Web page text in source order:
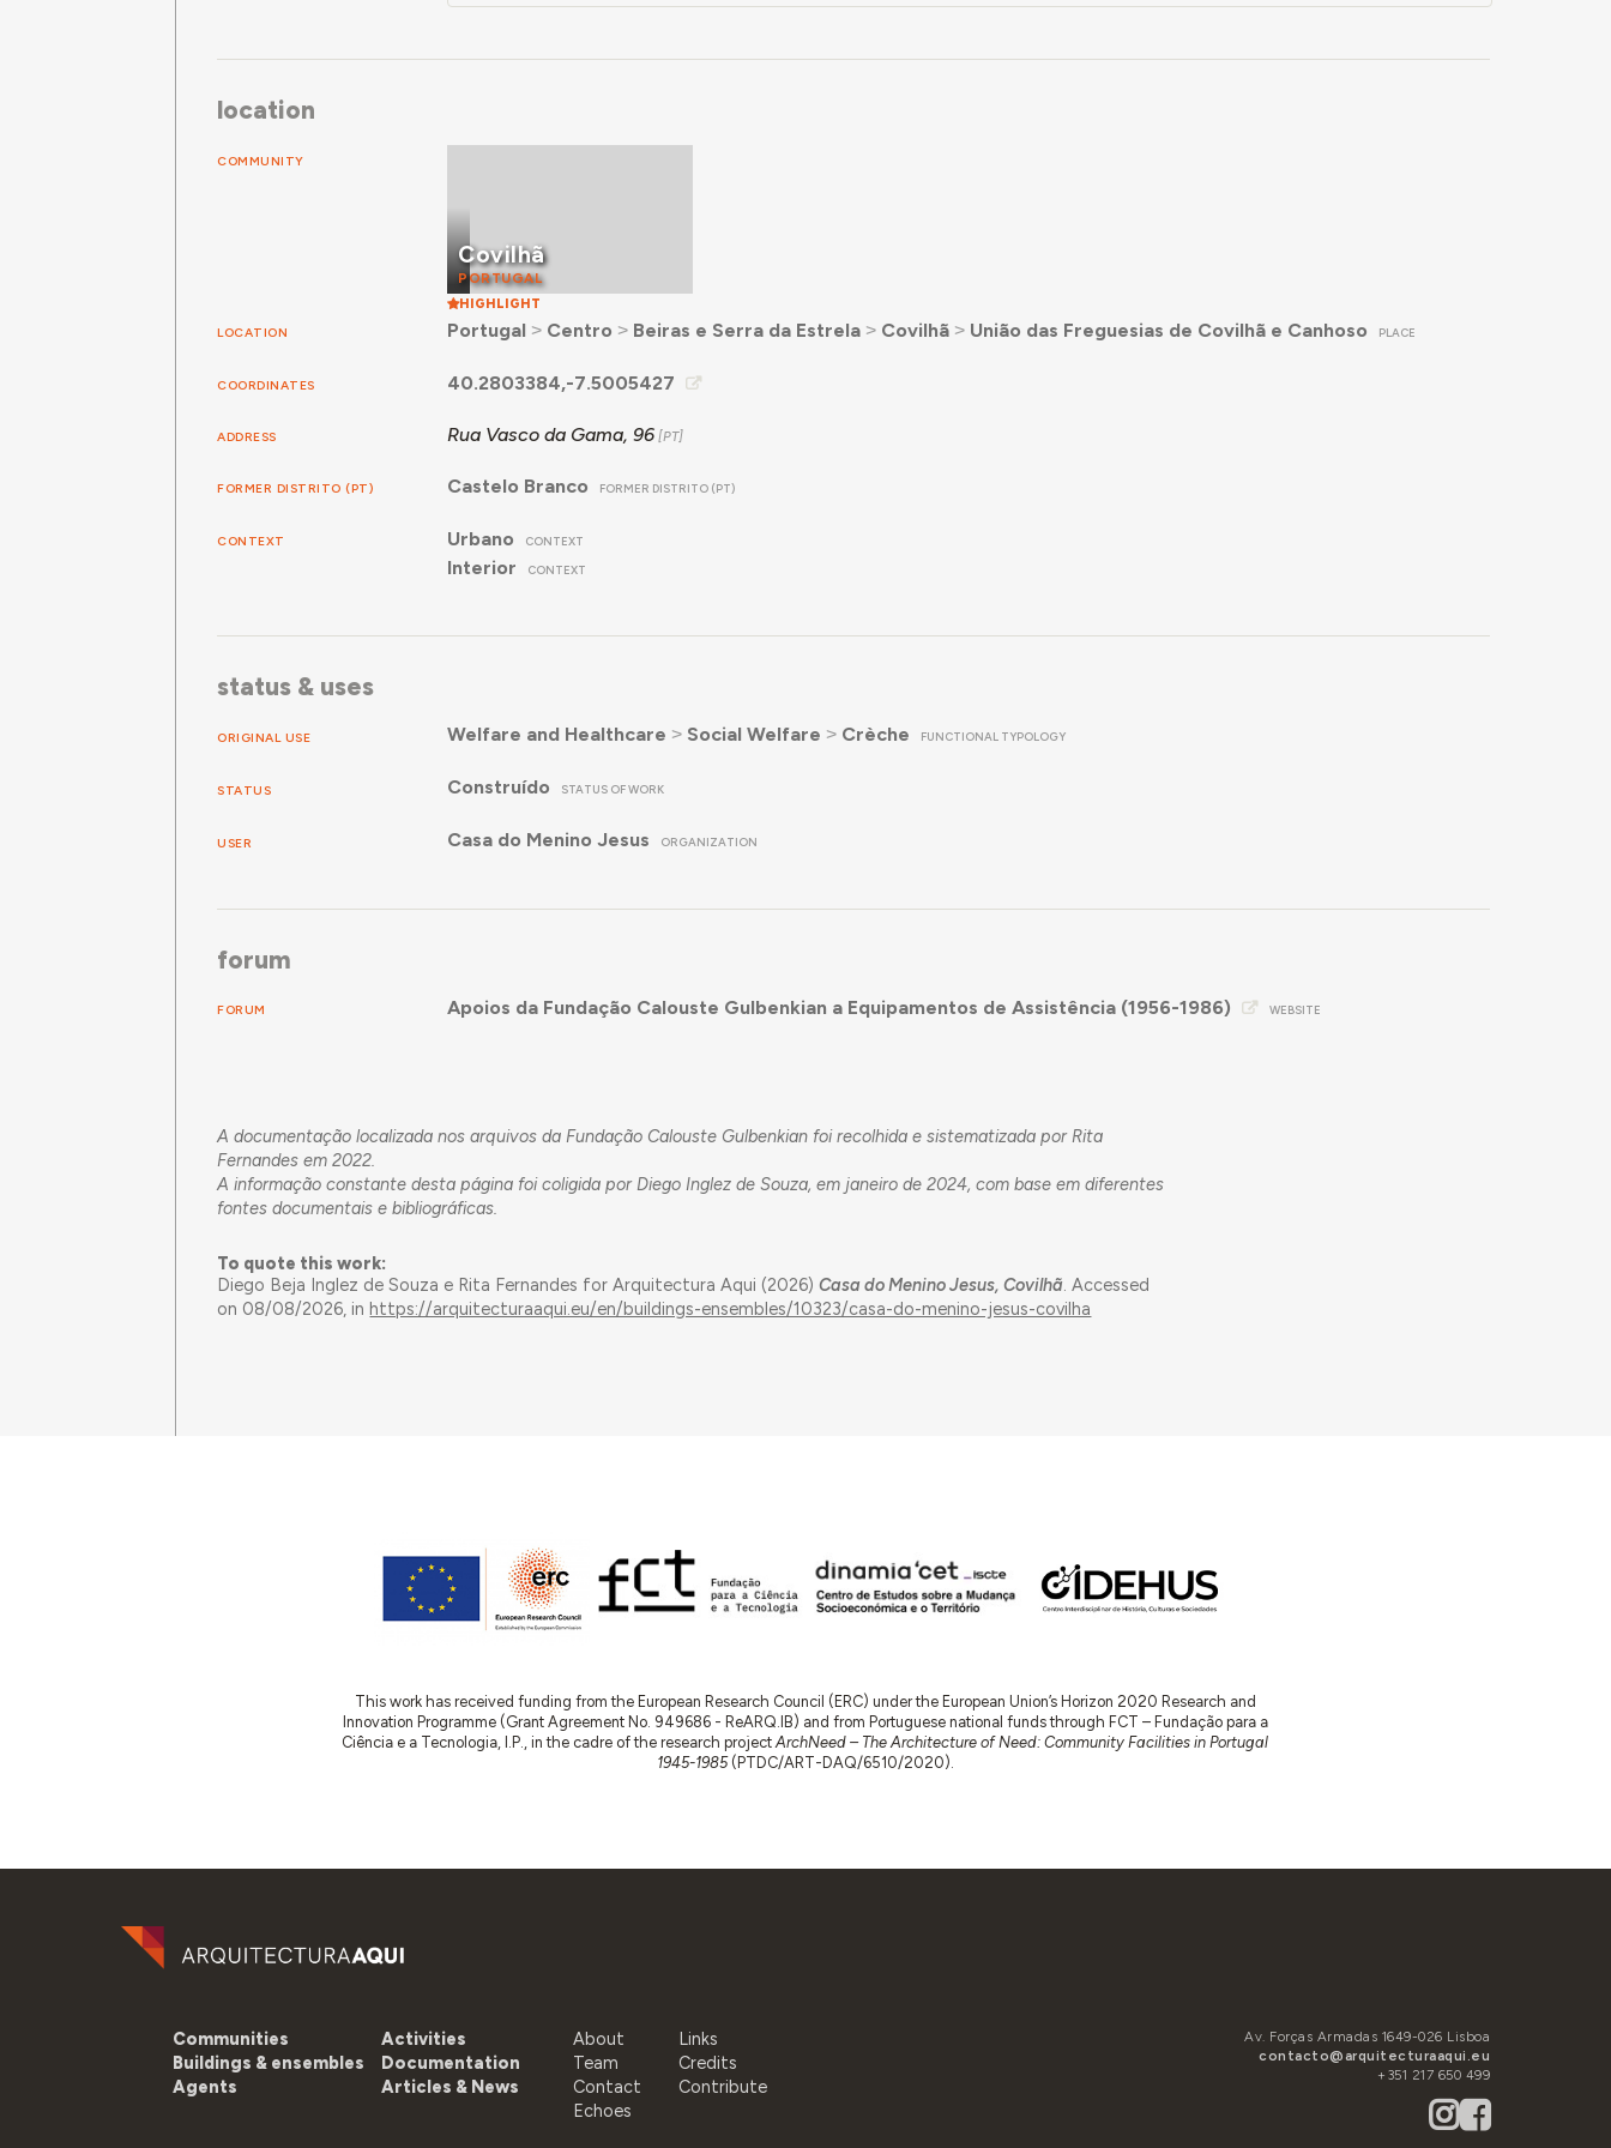
location
COMMUNITY
Covilhã
PORTUGAL
HIGHLIGHT
LOCATION Portugal ˃ Centro ˃ Beiras e Serra da Estrela˃ Covilhã˃ União das Freguesias de Covilhã e Canhoso PLACE
COORDINATES 40.2803384,-7.5005427
ADDRESS Rua Vasco da Gama, 96
FORMER DISTRITO (PT) Castelo Branco FORMER DISTRITO (PT)
CONTEXT Urbano CONTEXT
Interior CONTEXT
status & uses
ORIGINAL USE Welfare and Healthcare ˃ Social Welfare ˃ Crèche FUNCTIONAL TYPOLOGY
STATUS Construído STATUS OF WORK
USER Casa do Menino Jesus ORGANIZATION
forum
FORUM Apoios da Fundação Calouste Gulbenkian a Equipamentos de Assistência (1956-1986) WEBSITE
A documentação localizada nos arquivos da Fundação Calouste Gulbenkian foi recolhida e sistematizada por Rita
Fernandes em 2022.
A informação constante desta página foi coligida por Diego Inglez de Souza, em janeiro de 2024, com base em diferentes
fontes documentais e bibliográficas.
To quote this work:
Diego Beja Inglez de Souza e Rita Fernandes for Arquitectura Aqui (2026)Casa do Menino Jesus, Covilhã. Accessed
on 08/08/2026, inhttps://arquitecturaaqui.eu/en/buildings-ensembles/10323/casa-do-menino-jesus-covilha
This work has received funding from the European Research Council (ERC) under the European Union’s Horizon 2020 Research and
Innovation Programme (Grant Agreement No. 949686 - ReARQ.IB) and from Portuguese national funds through FCT – Fundação para a
Ciência e a Tecnologia, I.P., in the cadre of the research projectArchNeed – The Architecture of Need: Community Facilities in Portugal
1945-1985(PTDC/ART-DAQ/6510/2020).
Communities
Buildings & ensembles
Agents
Activities
Documentation
Articles & News
About
Team
Contact
Echoes
Links
Credits
Contribute
Av. Forças Armadas 1649-026 Lisboa
contacto@arquitecturaaqui.eu
+351 217 650 499